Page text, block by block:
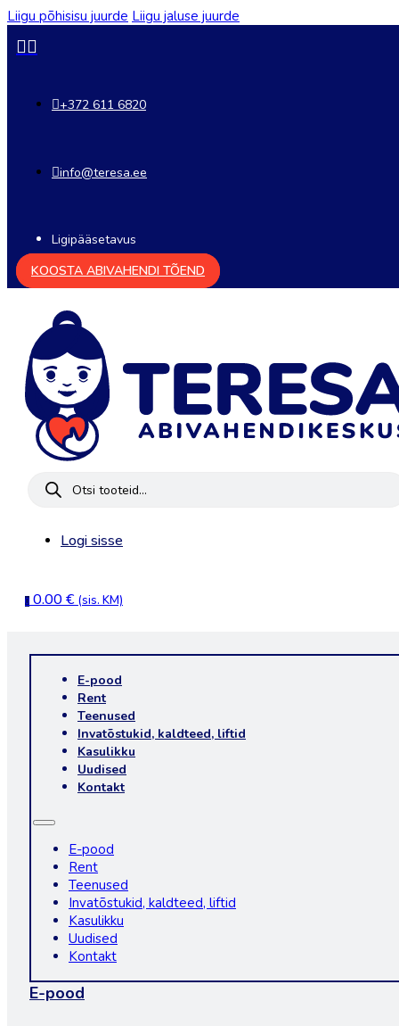
Liigu põhisisu juurde Liigu jaluse juurde
+372 611 6820
info@teresa.ee
Ligipääsetavus
KOOSTA ABIVAHENDI TÕEND
Products
search
Logi sisse
0 0.00€ (sis. KM)
E-pood
Rent
Teenused
Invatõstukid, kaldteed, liftid
Kasulikku
Uudised
Kontakt
E-pood
Rent
Teenused
Invatõstukid, kaldteed, liftid
Kasulikku
Uudised
Kontakt
E-pood